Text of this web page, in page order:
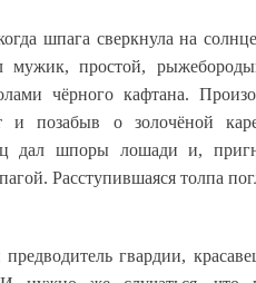
шпага сверкнула на
мужик, простой,
чёрного кафтана.
позабыв о золочёной
дал шпоры лошади и,
Расступившаяся толпа
гвардии,